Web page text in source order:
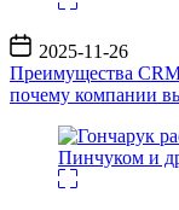
Дата
записи
2025-11-26
Преимущества CRM
почему компании